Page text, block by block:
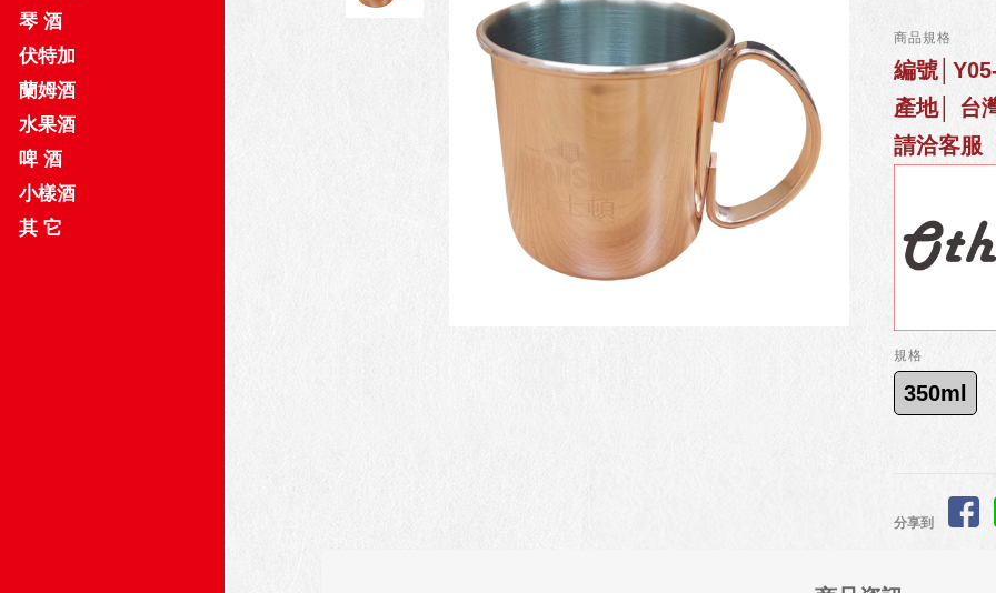
商品規格
編號
產地│ 台
請洽客服
規格
350ml
分享到
琴 酒
伏特加
蘭姆酒
水果酒
啤 酒
小樣酒
其 它